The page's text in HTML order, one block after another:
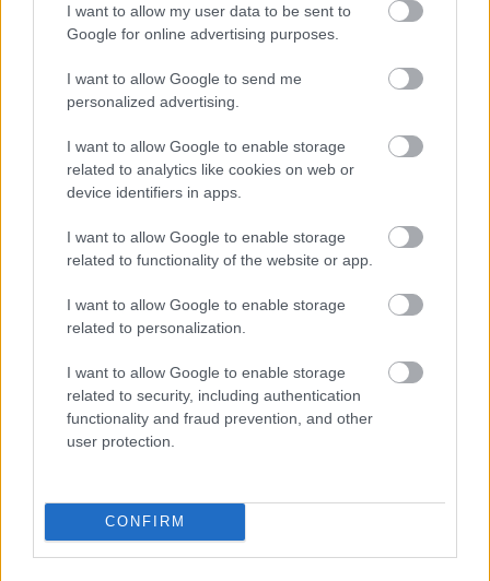
I want to allow my user data to be sent to
Google for online advertising purposes.
I want to allow Google to send me
personalized advertising.
I want to allow Google to enable storage
related to analytics like cookies on web or
device identifiers in apps.
I want to allow Google to enable storage
related to functionality of the website or app.
I want to allow Google to enable storage
related to personalization.
I want to allow Google to enable storage
related to security, including authentication
functionality and fraud prevention, and other
user protection.
CONFIRM
Το καλά κρυμμένο μυστικό της Κρήτης: Το φαράγγι
6 γραφικά χωριά των Κυκλάδων που αξίζει να
«Ήμουν κι εγώ στα Κουφονήσια τις ημέρες που
γέμισε η Ιταλίδα»: Η λεπτομέρεια που κανείς δεν